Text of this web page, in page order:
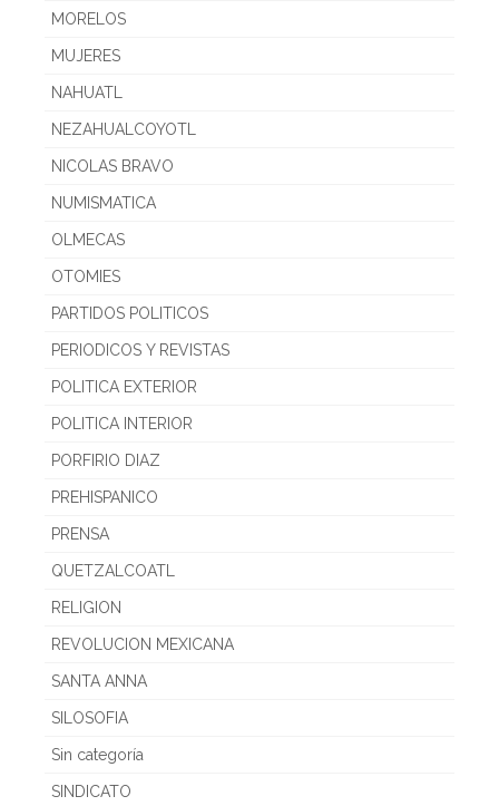
MORELOS
MUJERES
NAHUATL
NEZAHUALCOYOTL
NICOLAS BRAVO
NUMISMATICA
OLMECAS
OTOMIES
PARTIDOS POLITICOS
PERIODICOS Y REVISTAS
POLITICA EXTERIOR
POLITICA INTERIOR
PORFIRIO DIAZ
PREHISPANICO
PRENSA
QUETZALCOATL
RELIGION
REVOLUCION MEXICANA
SANTA ANNA
SILOSOFIA
Sin categoría
SINDICATO